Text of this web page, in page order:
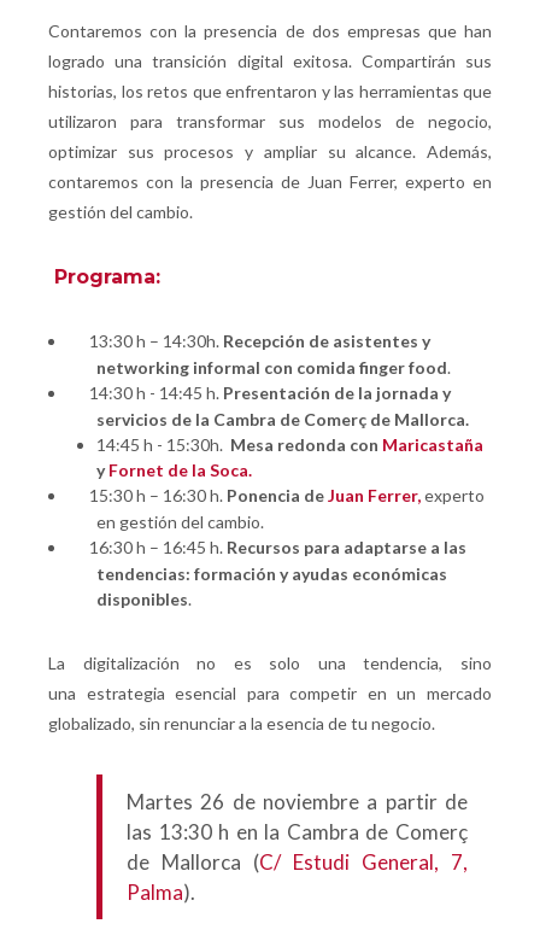
Contaremos con la presencia de dos empresas que han
logrado una transición digital exitosa. Compartirán sus
historias, los retos que enfrentaron y las herramientas que
utilizaron para transformar sus modelos de negocio,
optimizar sus procesos y ampliar su alcance. Además,
contaremos con la presencia de Juan Ferrer, experto en
gestión del cambio.
Programa:
13:30 h – 14:30h. Recepción de asistentes y
networking informal con comida finger food.
14:30 h - 14:45 h. Presentación de la jornada y
servicios de la Cambra de Comerç de Mallorca.
14:45 h - 15:30h. Mesa redonda con Maricastaña
yFornet de la Soca.
15:30 h – 16:30 h. Ponencia deJuan Ferrer,experto
en gestión del cambio.
16:30 h – 16:45 h. Recursos para adaptarse a las
tendencias: formación y ayudas económicas
disponibles.
La digitalización no es solo una tendencia, sino
una estrategia esencial para competir en un mercado
globalizado, sin renunciar a la esencia de tu negocio.
Martes 26 de noviembre a partir de
las 13:30 h en la Cambra de Comerç
de Mallorca (C/ Estudi General, 7,
Palma).